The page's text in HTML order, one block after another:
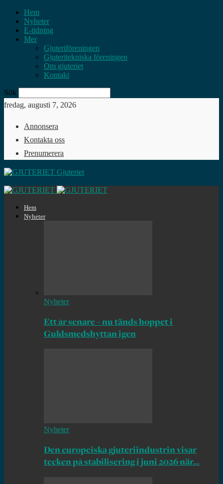
Hem
Nyheter
E-tidning
Mer
Gjuteriföreningen
Gjuteritekniska föreningen
Om gjuteriet
Kontakt
Sök
fredag, augusti 7, 2026
Annonsera
Kontakta oss
Prenumerera
Gjuteriet
Hem
Nyheter
Nyheter
Ett år senare – nu tänds hoppet i
Guldsmedshyttan igen
Nyheter
Den europeiska gjuteriindustrin visar
tecken på stabilisering i juni 2026 när…